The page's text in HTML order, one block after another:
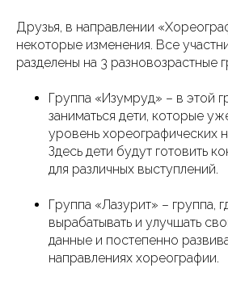
Друзья, в направлении
некоторые изменения. Все
разделены на 3 разновозрастные
Группа «Изумруд» – в этой
заниматься дети, которые
уровень хореографических
Здесь дети будут готовить
для различных выступлений.
Группа «Лазурит» – группа,
вырабатывать и улучшать
данные и постепенно
направлениях хореографии.